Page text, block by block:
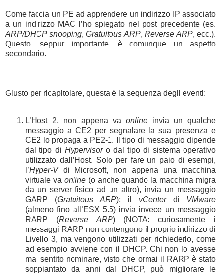
Come faccia un PE ad apprendere un indirizzo IP associato
a un indirizzo MAC l’ho spiegato nel post precedente (es.
ARP/DHCP snooping, Gratuitous ARP, Reverse ARP, ecc.).
Questo, seppur importante, è comunque un aspetto
secondario.
Giusto per ricapitolare, questa è la sequenza degli eventi:
L’Host 2, non appena vaonline invia un qualche
messaggio a CE2 per segnalare la sua presenza e
CE2 lo propaga a PE2-1. Il tipo di messaggio dipende
dal tipo di Hypervisoro dal tipo di sistema operativo
utilizzato dall’Host. Solo per fare un paio di esempi,
l’Hyper-Vdi Microsoft, non appena una macchina
virtuale va online (o anche quando la macchina migra
da un server fisico ad un altro), invia un messaggio
GARP (Gratuitous ARP); il vCenter di VMware
(almeno fino all’ESX 5.5) invia invece un messaggio
RARP (Reverse ARP) (NOTA: curiosamente i
messaggi RARP non contengono il proprio indirizzo di
Livello 3, ma vengono utilizzati per richiederlo, come
ad esempio avviene con il DHCP. Chi non lo avesse
mai sentito nominare, visto che ormai il RARP è stato
soppiantato da anni dal DHCP, può migliorare le